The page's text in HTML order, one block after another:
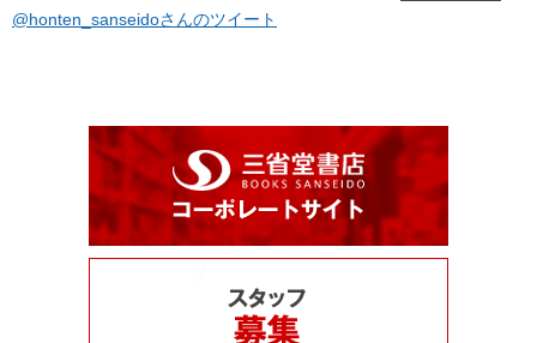
@honten_sanseidoさんのツイート